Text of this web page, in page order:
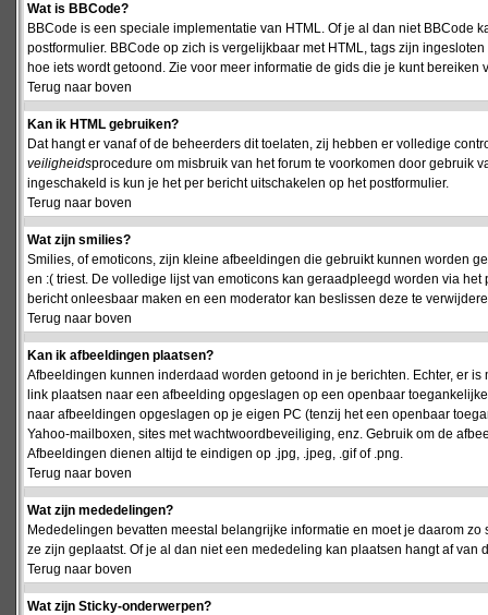
Wat is BBCode?
BBCode is een speciale implementatie van HTML. Of je al dan niet
postformulier. BBCode op zich is vergelijkbaar met HTML, tags zijn
hoe iets wordt getoond. Zie voor meer informatie de gids die je kunt bereiken
Terug naar boven
Kan ik HTML gebruiken?
Dat hangt er vanaf of de beheerders dit toelaten, zij hebben er volledige
veiligheidsprocedure om misbruik van het forum te voorkomen door gebruik
ingeschakeld is kun je het per bericht uitschakelen op het postformulier.
Terug naar boven
Wat zijn smilies?
Smilies, of emoticons, zijn kleine afbeeldingen die gebruikt kunnen worden
en :( triest. De volledige lijst van emoticons kan geraadpleegd worden via
bericht onleesbaar maken en een moderator kan beslissen deze te
Terug naar boven
Kan ik afbeeldingen plaatsen?
Afbeeldingen kunnen inderdaad worden getoond in je berichten. Echter, er
link plaatsen naar een afbeelding opgeslagen op een openbaar
naar afbeeldingen opgeslagen op je eigen PC (tenzij het een openbaar
Yahoo-mailboxen, sites met wachtwoordbeveiliging, enz. Gebruik om de
Afbeeldingen dienen altijd te eindigen op .jpg, .jpeg, .gif of .png.
Terug naar boven
Wat zijn mededelingen?
Mededelingen bevatten meestal belangrijke informatie en moet je daarom
ze zijn geplaatst. Of je al dan niet een mededeling kan plaatsen hangt af
Terug naar boven
Wat zijn Sticky-onderwerpen?